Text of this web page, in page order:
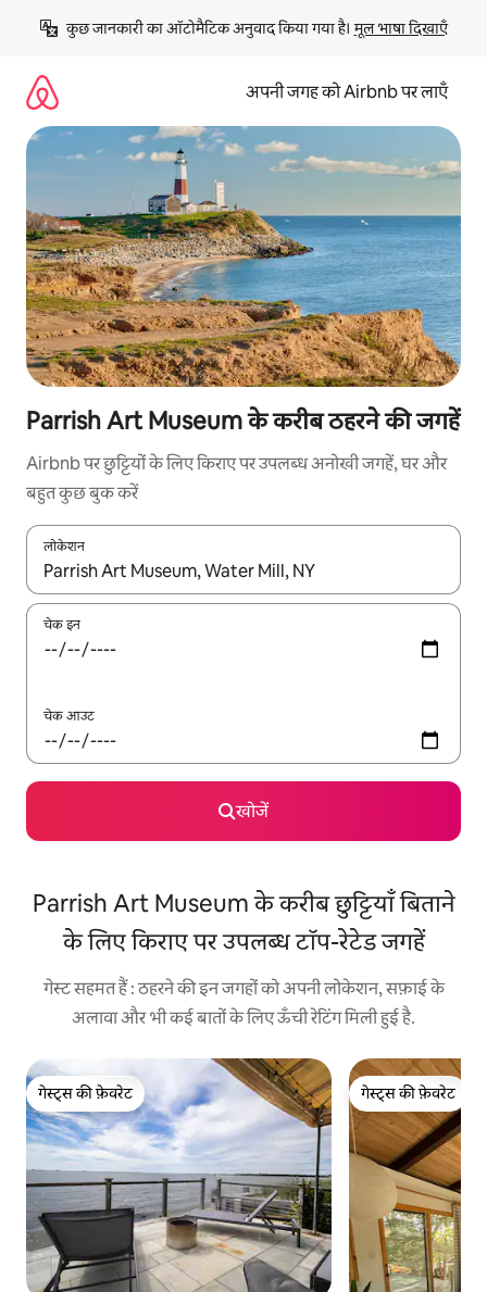
छोड़कर
कॉन्टेंट
कुछ जानकारी का ऑटोमैटिक अनुवाद किया गया है। मूल भाषा दिखाएँ
अपनी जगह को Airbnb पर लाएँ
Parrish Art Museum के करीब ठहरने की जगहें
Airbnb पर छुट्टियों के लिए किराए पर उपलब्ध अनोखी जगहें, घर और
बहुत कुछ बुक करें
लोकेशन
नतीजों के उपलब्ध होने पर, अप और डाउन 'ऐरो की' का इस्तेमाल करके नेविगेट
चेक इन
चेक आउट
खोजें
Parrish Art Museum के करीब छुट्टियाँ बिताने
के लिए किराए पर उपलब्ध टॉप-रेटेड जगहें
गेस्ट सहमत हैं : ठहरने की इन जगहों को अपनी लोकेशन, सफ़ाई के
अलावा और भी कई बातों के लिए ऊँची रेटिंग मिली हुई है.
गेस्ट्स की फ़ेवरेट
गेस्ट्स की फ़ेवरेट
गेस्ट्स की फ़ेवरेट
गेस्ट्स की फ़ेवरेट